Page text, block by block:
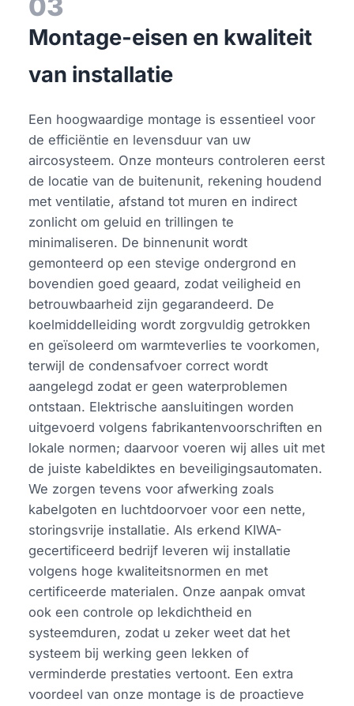
03
Montage-eisen en kwaliteit
van installatie
Een hoogwaardige montage is essentieel voor
de efficiëntie en levensduur van uw
aircosysteem. Onze monteurs controleren eerst
de locatie van de buitenunit, rekening houdend
met ventilatie, afstand tot muren en indirect
zonlicht om geluid en trillingen te
minimaliseren. De binnenunit wordt
gemonteerd op een stevige ondergrond en
bovendien goed geaard, zodat veiligheid en
betrouwbaarheid zijn gegarandeerd. De
koelmiddelleiding wordt zorgvuldig getrokken
en geïsoleerd om warmteverlies te voorkomen,
terwijl de condensafvoer correct wordt
aangelegd zodat er geen waterproblemen
ontstaan. Elektrische aansluitingen worden
uitgevoerd volgens fabrikantenvoorschriften en
lokale normen; daarvoor voeren wij alles uit met
de juiste kabeldiktes en beveiligingsautomaten.
We zorgen tevens voor afwerking zoals
kabelgoten en luchtdoorvoer voor een nette,
storingsvrije installatie. Als erkend KIWA-
gecertificeerd bedrijf leveren wij installatie
volgens hoge kwaliteitsnormen en met
certificeerde materialen. Onze aanpak omvat
ook een controle op lekdichtheid en
systeemduren, zodat u zeker weet dat het
systeem bij werking geen lekken of
verminderde prestaties vertoont. Een extra
voordeel van onze montage is de proactieve